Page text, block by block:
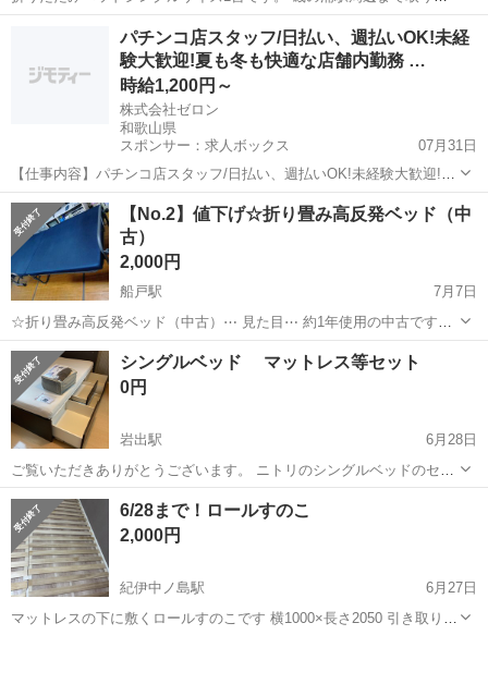
来てくださる方。 マットレス2枚も引き取っていただける方を優先さ
せていただきます。 よろしくお願いします。
和歌山市 磯ノ浦駅 ベッド 折りたたみ
パチンコ店スタッフ/日払い、週払いOK!未経
験大歓迎!夏も冬も快適な店舗内勤務 …
時給1,200円～
株式会社ゼロン
和歌山県
スポンサー：求人ボックス
07月31日
【仕事内容】パチンコ店スタッフ/日払い、週払いOK!未経験大歓迎!夏
も冬も快適な店舗内勤務 シフトも柔軟 <給与> 時給1200円～ <勤務地
> 和歌山県 田辺市 <最寄駅>紀伊新庄駅 エンタメ×接客=新しい働き
方、ここにあります...
アルバイト・パート
【No.2】値下げ☆折り畳み高反発ベッド（中
古）
2,000円
船戸駅
7月7日
☆折り畳み高反発ベッド（中古）⋯ 見た目⋯ 約1年使用の中古です
が、汚れ ヘタれ等もなくキレイです⋯ 寸法⋯ 長さ＝2080 巾＝990
高さ55.5㌢
和歌山 岩出市 船戸駅 ベッド 見た目
シングルベッド マットレス等セット
0円
岩出駅
6月28日
ご覧いただきありがとうございます。 ニトリのシングルベッドのセッ
トです。 引越しに伴い出品いたします。 セット内容としましては、
・ベッドフレーム(説明書付) ・マットレス ・ベッドパッド＋ボックス
シーツ×2(洗濯ネット...
和歌山 岩出市 岩出駅
6/28まで！ロールすのこ
2,000円
紀伊中ノ島駅
6月27日
マットレスの下に敷くロールすのこです 横1000×長さ2050 引き取り来